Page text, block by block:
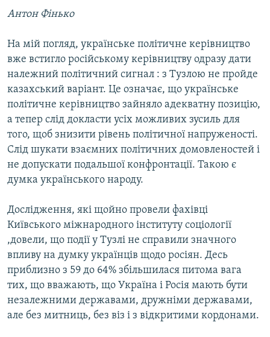
Антон Фінько
На мій погляд, українське політичне керівництво
вже встигло російському керівництву одразу дати
належний політичний сигнал : з Тузлою не пройде
казахський варіант. Це означає, що українське
політичне керівництво зайняло адекватну позицію,
а тепер слід докласти усіх можливих зусиль для
того, щоб знизити рівень політичної напруженості.
Слід шукати взаємних політичних домовленостей і
не допускати подальшої конфронтації. Такою є
думка українського народу.
Дослідження, які щойно провели фахівці
Київського міжнародного інституту соціології
,довели, що події у Тузлі не справили значного
впливу на думку українців щодо росіян. Десь
приблизно з 59 до 64% збільшилася питома вага
тих, що вважають, що Україна і Росія мають бути
незалежними державами, дружніми державами,
але без митниць, без віз і з відкритими кордонами.